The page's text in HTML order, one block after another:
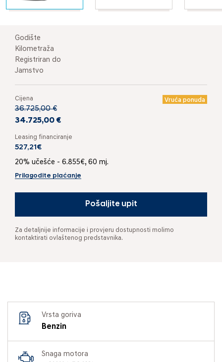
Godište
Kilometraža
Registriran do
Jamstvo
Cijena Vruća ponuda
36.725,00 €
34.725,00 €
Leasing financiranje
527,21€
20% učešće - 6.855€, 60 mj.
Prilagodite plaćanje
Pošaljite upit
Za detaljnije informacije i provjeru dostupnosti molimo
kontaktirati ovlaštenog predstavnika.
Vrsta goriva
Benzin
Snaga motora